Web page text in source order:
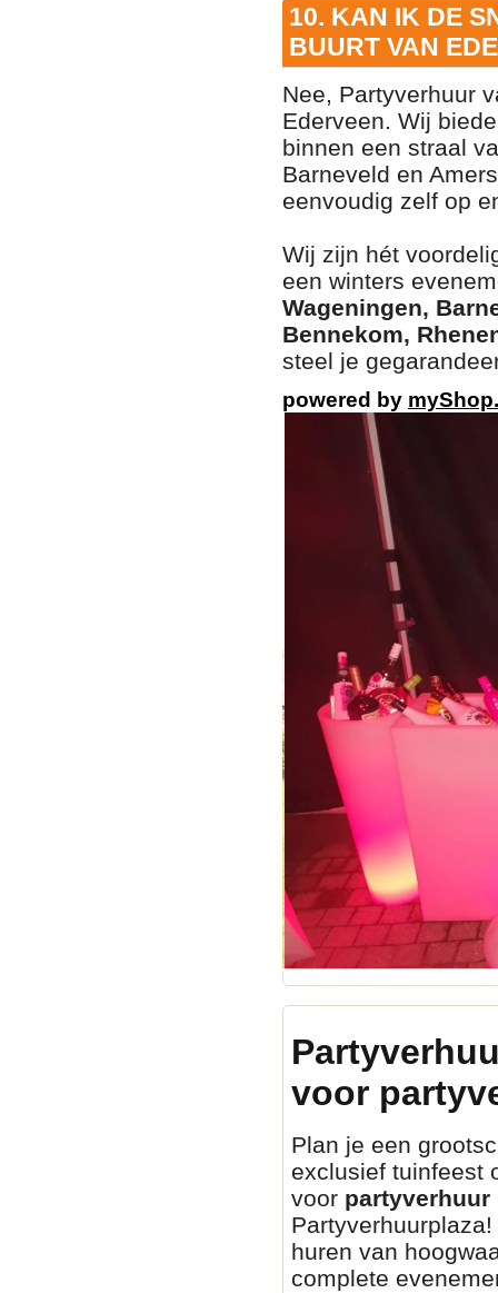
10. KAN IK DE
BUURT VAN
Nee, Partyverhuur
Ederveen. Wij
binnen een straal
Barneveld en
eenvoudig zelf op
Wij zijn hét
een winters
Wageningen,
Bennekom,
steel je
powered by
voor
Plan je een
exclusief tuinfeest
voor partyverhuur
huren van
complete